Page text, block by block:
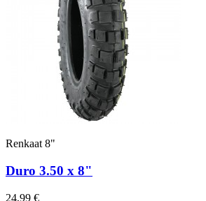
Renkaat 8"
Duro 3.50 x 8"
24,99 €